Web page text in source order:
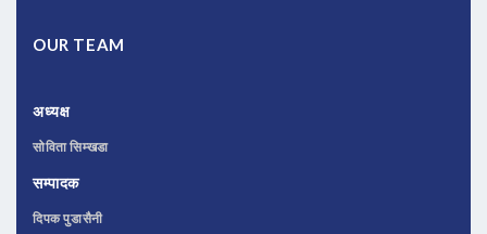
OUR TEAM
अध्यक्ष
सोविता सिम्खडा
सम्पादक
दिपक पुडासैनी